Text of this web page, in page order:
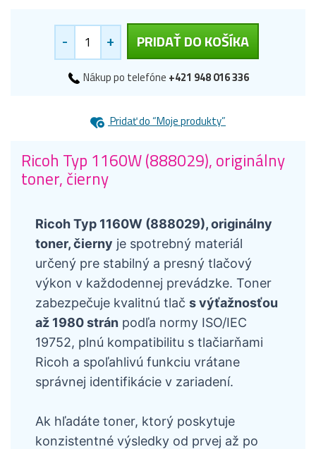
- + PRIDAŤ DO KOŠÍKA
Nákup po telefóne +421 948 016 336
Pridať do “Moje produkty”
Ricoh Typ 1160W (888029), originálny
toner, čierny
Ricoh Typ 1160W (888029), originálny
toner, čierny je spotrebný materiál
určený pre stabilný a presný tlačový
výkon v každodennej prevádzke. Toner
zabezpečuje kvalitnú tlač s výťažnosťou
až 1980 strán podľa normy ISO/IEC
19752, plnú kompatibilitu s tlačiarňami
Ricoh a spoľahlivú funkciu vrátane
správnej identifikácie v zariadení.
Ak hľadáte toner, ktorý poskytuje
konzistentné výsledky od prvej až po